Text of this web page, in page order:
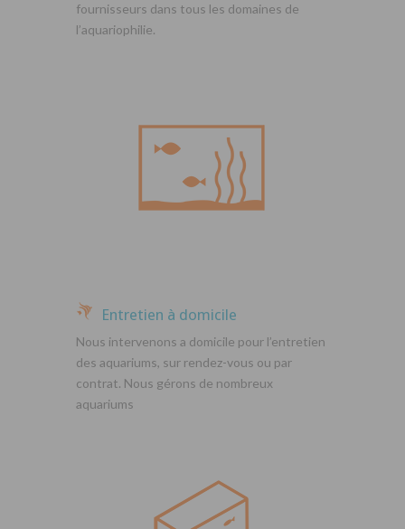
fournisseurs dans tous les domaines de
l’aquariophilie.
Entretien à domicile
Nous intervenons a domicile pour l’entretien
des aquariums, sur rendez-vous ou par
contrat. Nous gérons de nombreux
aquariums